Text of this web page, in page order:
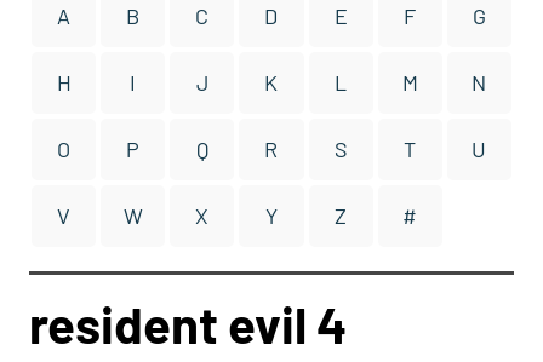
A B C D E F G
H I J K L M N
O P Q R S T U
V W X Y Z #
resident evil 4